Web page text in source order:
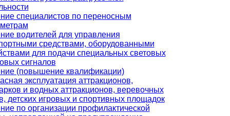
специалистов по переносным
водителей для управления
средствами, оборудованными
для подачи специальных световых
сигналов
(повышение квалификации)
эксплуатация аттракционов,
и водных аттракционов, веревочных
детских игровых и спортивных площадок
по организации профилактической